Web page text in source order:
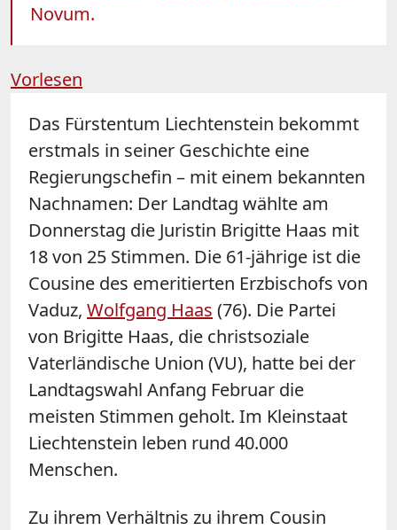
Novum.
Vorlesen
Das Fürstentum Liechtenstein bekommt
erstmals in seiner Geschichte eine
Regierungschefin – mit einem bekannten
Nachnamen: Der Landtag wählte am
Donnerstag die Juristin Brigitte Haas mit
18 von 25 Stimmen. Die 61-jährige ist die
Cousine des emeritierten Erzbischofs von
Vaduz, Wolfgang Haas (76). Die Partei
von Brigitte Haas, die christsoziale
Vaterländische Union (VU), hatte bei der
Landtagswahl Anfang Februar die
meisten Stimmen geholt. Im Kleinstaat
Liechtenstein leben rund 40.000
Menschen.
Zu ihrem Verhältnis zu ihrem Cousin